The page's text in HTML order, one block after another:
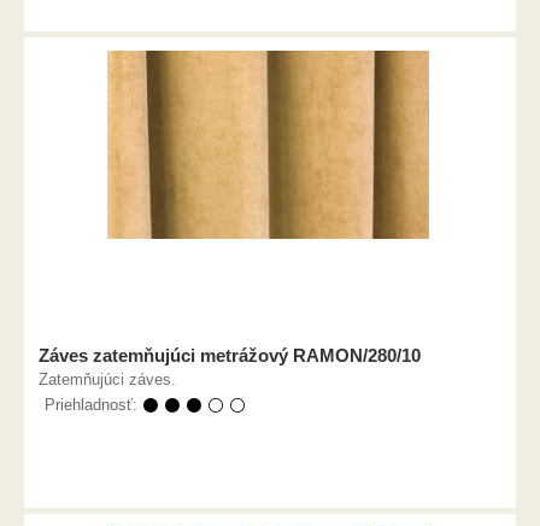
Záves zatemňujúci metrážový RAMON/280/10
Zatemňujúci záves.
Priehladnosť: ⚫ ⚫ ⚫ ⚪ ⚪